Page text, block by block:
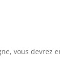
vous devrez